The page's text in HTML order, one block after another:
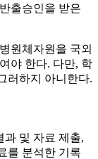
출승인을 받은
원체자원을 국외
야 한다. 다만, 학
러하지 아니한다.
과 및 자료 제출,
를 분석한 기록